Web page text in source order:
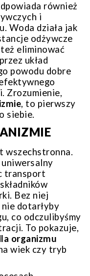
również
i
Woda działa jak
odżywcze
eliminować
układ
powodu dobre
Zrozumienie,
, to pierwszy
siebie.
wszechstronna.
uniwersalny
transport
Bez niej
dotarłyby
co odczulibyśmy
To pokazuje,
organizmu
wiek czy tryb